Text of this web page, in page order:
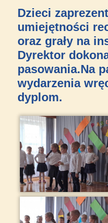
Dzieci
umiejętności
oraz grały na
Dyrektor
pasowania.Na
wydarzenia
dyplom.